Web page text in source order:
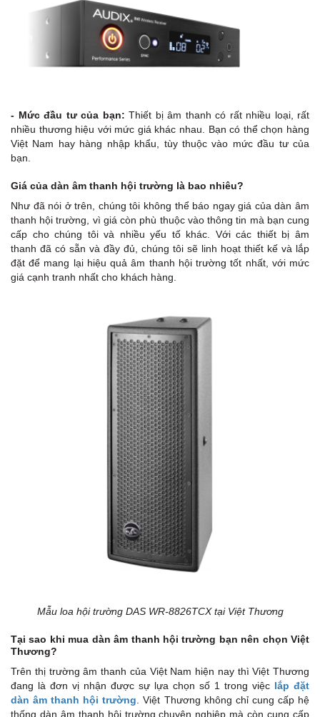
- Mức đầu tư của bạn: Thiết bị âm thanh có rất nhiều loại, rất
nhiều thương hiệu với mức giá khác nhau. Bạn có thể chọn hàng
Việt Nam hay hàng nhập khẩu, tùy thuộc vào mức đầu tư của
bạn.
Giá của dàn âm thanh hội trường là bao nhiêu?
Như đã nói ở trên, chúng tôi không thể báo ngay giá của dàn âm
thanh hội trường, vì giá còn phù thuộc vào thông tin mà bạn cung
cấp cho chúng tôi và nhiều yếu tố khác. Với các thiết bị âm
thanh đã có sẵn và đầy đủ, chúng tôi sẽ linh hoạt thiết kế và lắp
đặt để mang lại hiệu quả âm thanh hội trường tốt nhất, với mức
giá cạnh tranh nhất cho khách hàng.
Mẫu loa hội trường DAS WR-8826TCX tại Việt Thương
Tại sao khi mua dàn âm thanh hội trường bạn nên chọn Việt
Thương?
Trên thị trường âm thanh của Việt Nam hiện nay thì Việt Thương
đang là đơn vị nhận được sự lựa chọn số 1 trong việc lắp đặt
dàn âm thanh hội trường . Việt Thương không chỉ cung cấp hệ
thống dàn âm thanh hội trường chuyên nghiệp mà còn cung cấp